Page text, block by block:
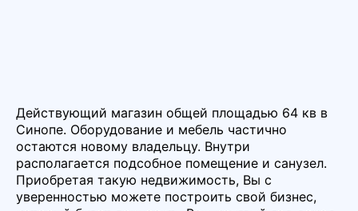
Действующий магазин общей площадью 64 кв в
Синопе. Оборудование и мебель частично
остаются новому владельцу. Внутри
располагается подсобное помещение и санузел.
Приобретая такую недвижимость, Вы с
уверенностью можете построить свой бизнес,